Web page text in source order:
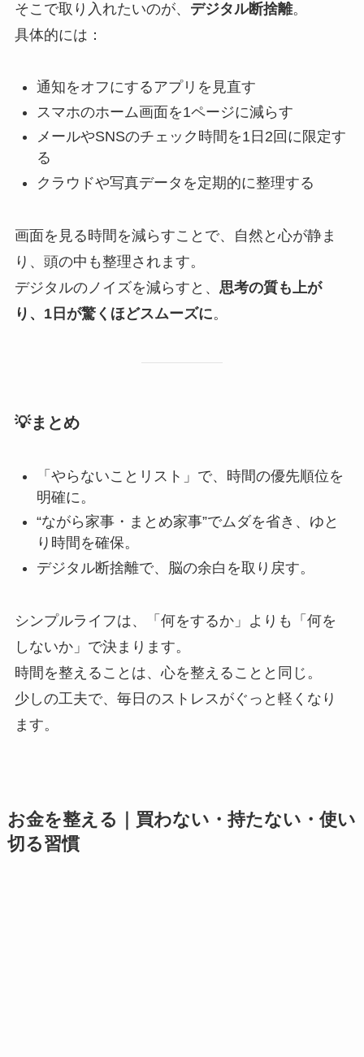
そこで取り入れたいのが、 デジタル断捨離。
具体的には：
通知をオフにするアプリを見直す
スマホのホーム画面を1ページに減らす
メールやSNSのチェック時間を1日2回に限定す
る
クラウドや写真データを定期的に整理する
画面を見る時間を減らすことで、自然と心が静ま
り、頭の中も整理されます。
デジタルのノイズを減らすと、 思考の質も上が
り、1日が驚くほどスムーズに。
💡まとめ
「やらないことリスト」で、時間の優先順位を
明確に。
“ながら家事・まとめ家事”でムダを省き、ゆと
り時間を確保。
デジタル断捨離で、脳の余白を取り戻す。
シンプルライフは、「何をするか」よりも「何を
しないか」で決まります。
時間を整えることは、心を整えることと同じ。
少しの工夫で、毎日のストレスがぐっと軽くなり
ます。
お金を整える｜買わない・持たない・使い
切る習慣